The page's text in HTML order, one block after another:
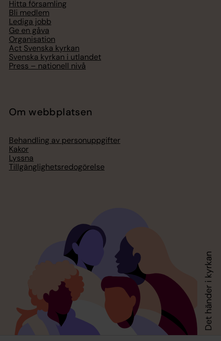
Hitta församling
Bli medlem
Lediga jobb
Ge en gåva
Organisation
Act Svenska kyrkan
Svenska kyrkan i utlandet
Press – nationell nivå
Om webbplatsen
Behandling av personuppgifter
Kakor
Lyssna
Tillgänglighetsredogörelse